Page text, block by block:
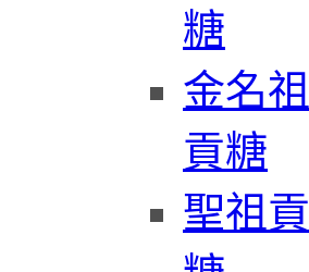
糖
金名祖
貢糖
聖祖貢